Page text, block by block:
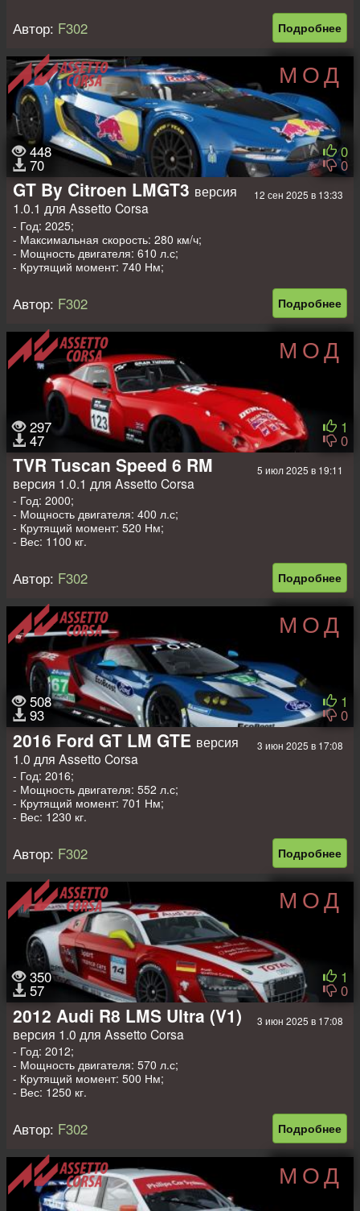
Подробнее
Автор: F302
МОД
448
70
0
0
12 сен 2025 в 13:33
GT By Citroen LMGT3 версия
1.0.1 для Assetto Corsa
- Год: 2025;
- Максимальная скорость: 280 км/ч;
- Мощность двигателя: 610 л.с;
- Крутящий момент: 740 Нм;
Подробнее
Автор: F302
МОД
297
47
1
0
5 июл 2025 в 19:11
TVR Tuscan Speed 6 RM
версия 1.0.1 для Assetto Corsa
- Год: 2000;
- Мощность двигателя: 400 л.с;
- Крутящий момент: 520 Нм;
- Вес: 1100 кг.
Подробнее
Автор: F302
МОД
508
93
1
0
3 июн 2025 в 17:08
2016 Ford GT LM GTE версия
1.0 для Assetto Corsa
- Год: 2016;
- Мощность двигателя: 552 л.с;
- Крутящий момент: 701 Нм;
- Вес: 1230 кг.
Подробнее
Автор: F302
МОД
350
57
1
0
3 июн 2025 в 17:08
2012 Audi R8 LMS Ultra (V1)
версия 1.0 для Assetto Corsa
- Год: 2012;
- Мощность двигателя: 570 л.с;
- Крутящий момент: 500 Нм;
- Вес: 1250 кг.
Подробнее
Автор: F302
МОД